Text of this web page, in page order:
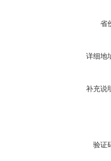
省
详细地
补充说
验证